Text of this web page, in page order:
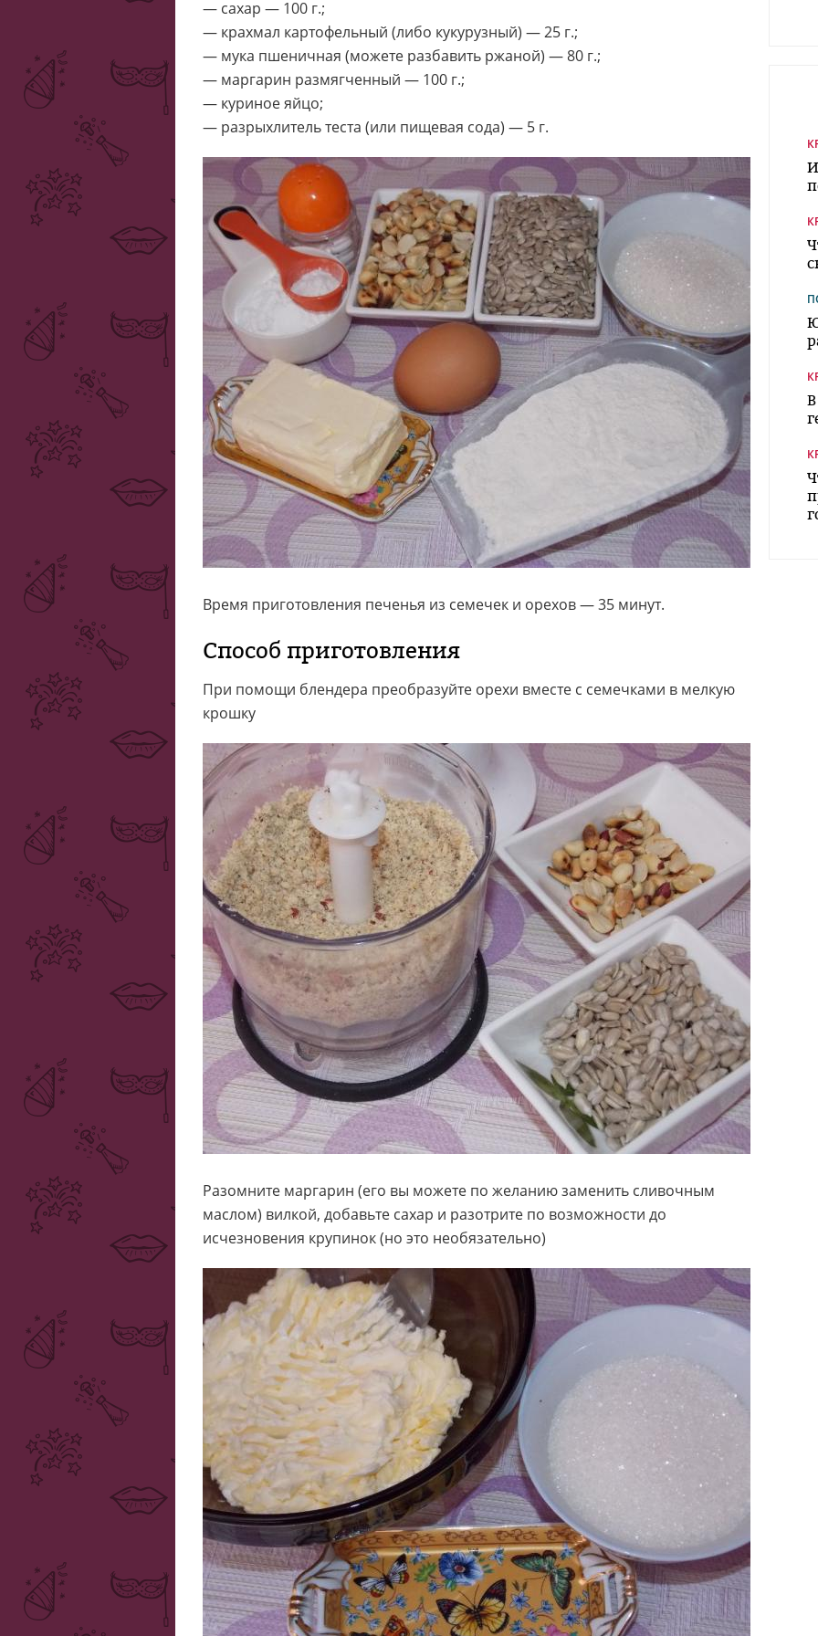
— сахар — 100 г.;
— крахмал картофельный (либо кукурузный) — 25 г.;
— мука пшеничная (можете разбавить ржаной) — 80 г.;
— маргарин размягченный — 100 г.;
— куриное яйцо;
— разрыхлитель теста (или пищевая сода) — 5 г.
Время приготовления печенья из семечек и орехов — 35 минут.
Способ приготовления
При помощи блендера преобразуйте орехи вместе с семечками в мелкую
крошку
Разомните маргарин (его вы можете по желанию заменить сливочным
маслом) вилкой, добавьте сахар и разотрите по возможности до
исчезновения крупинок (но это необязательно)